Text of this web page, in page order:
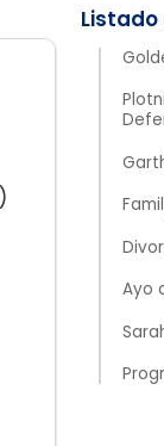
Ayo